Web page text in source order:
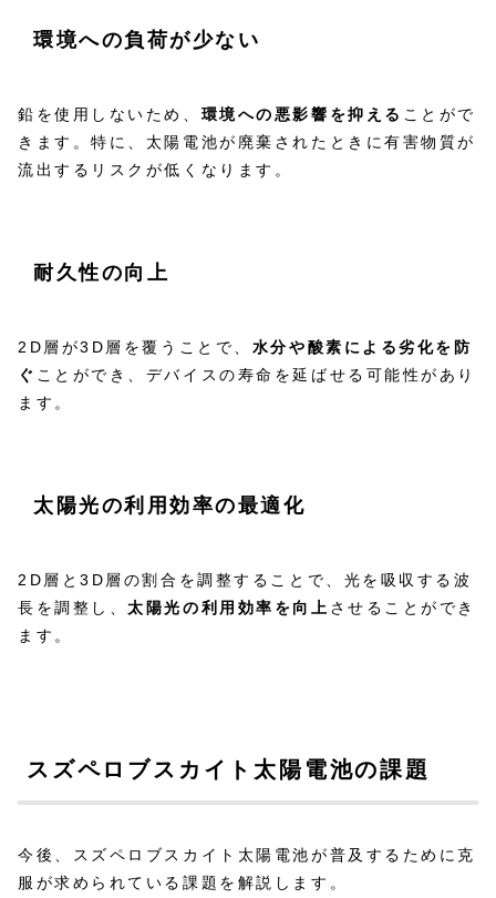
環境への負荷が少ない
鉛を使用しないため、 環境への悪影響を抑える ことがで
きます。特に、太陽電池が廃棄されたときに有害物質が
流出するリスクが低くなります。
耐久性の向上
2D層が3D層を覆うことで、 水分や酸素による劣化を防
ぐ ことができ、デバイスの寿命を延ばせる可能性があり
ます。
太陽光の利用効率の最適化
2D層と3D層の割合を調整することで、光を吸収する波
長を調整し、太陽光の利用効率を向上 させることができ
ます。
スズペロブスカイト太陽電池の課題
今後、スズペロブスカイト太陽電池が普及するために克
服が求められている課題を解説します。